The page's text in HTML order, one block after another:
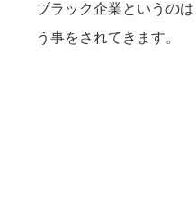
ブラック企業というの
う事をされてきます。